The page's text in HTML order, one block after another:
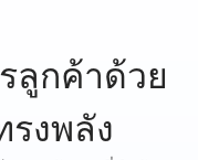
ลูกค้าด้วย
งพลัง